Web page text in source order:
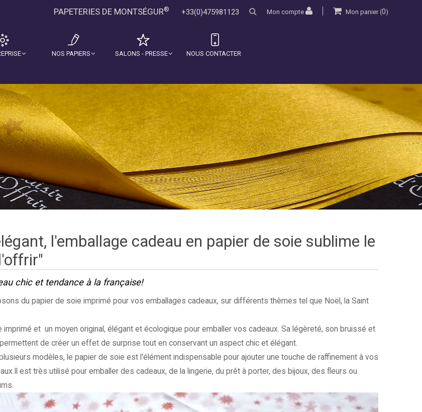
Mon panier(0)
Mon compte
PAPETERIES DE MONTSÉGUR® +33(0)475981123
NOS PAPIERS SALONS - PRESSE NOUS CONTACTER
l'emballage cadeau en papier de soie sublime le
chic et tendance à la française!
du papier de soie imprimé pour vos emballages cadeaux, sur différents thèmes tel que Noël, la Saint
imprimé et un moyen original, élégant et écologique pour emballer vos cadeaux. Sa légèreté, son bruissé et
de créer un effet de surprise tout en conservant un aspect chic et élégant.
modèles, le papier de soie est l'élément indispensable pour ajouter une touche de raffinement à vos
est très utilisé pour emballer des cadeaux, de la lingerie, du prêt à porter, des bijoux, des fleurs ou